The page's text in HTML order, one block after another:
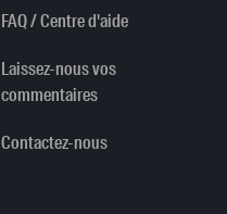
FAQ / Centre d'aide
Laissez-nous vos
commentaires
Contactez-nous